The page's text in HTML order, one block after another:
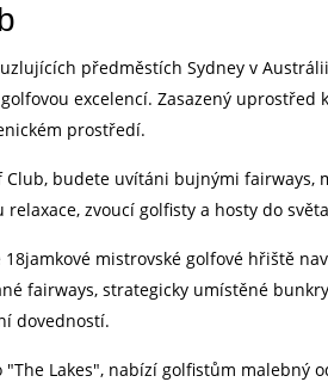
předměstích Sydney v
excelencí. Zasazený
prostředí.
Club, budete uvítáni bujnými fairways,
zvoucí golfisty a hosty do
mistrovské golfové hřiště
fairways, strategicky umístěné
dovedností.
"The Lakes", nabízí golfistům malebný